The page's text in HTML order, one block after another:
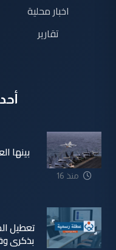
اخبار محلية
تقارير
منذ 16
بينها
تعطيل
بذكرى